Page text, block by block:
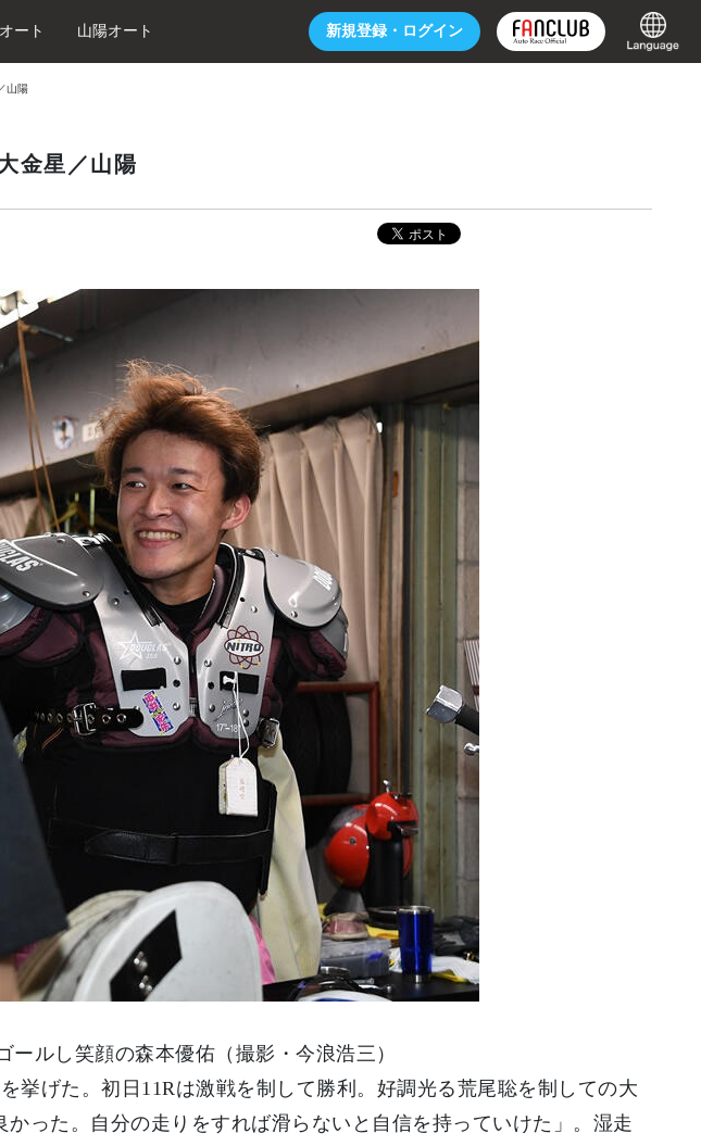
新規登録・ ログイン
ート 山陽オート
山陽
金星／山陽
ールし笑顔の森本優佑（撮影・今浪浩三）
挙げた。初日11Rは激戦を制して勝利。好調光る荒尾聡を制しての大
った。自分の走りをすれば滑らないと自信を持っていけた」。湿走